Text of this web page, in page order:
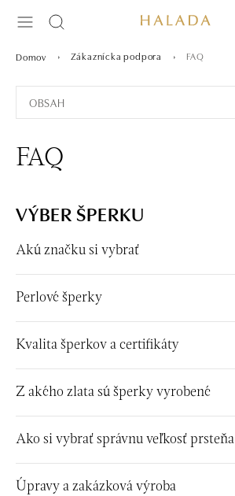
Domov Zákaznícka podpora FAQ
OBSAH
FAQ
VÝBER ŠPERKU
Akú značku si vybrať
Perlové šperky
Kvalita šperkov a certifikáty
Z akého zlata sú šperky vyrobené
Ako si vybrať správnu veľkosť prsteňa
Úpravy a zakázková výroba